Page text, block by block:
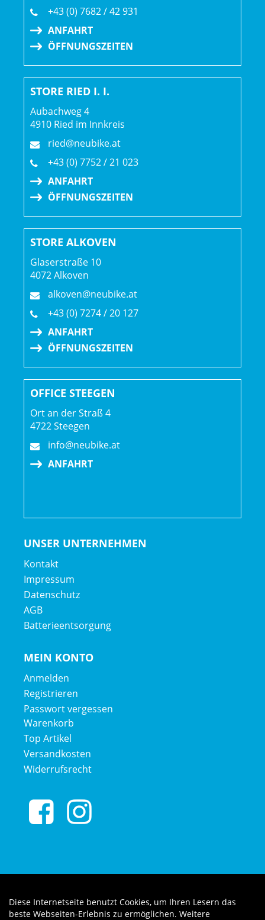
+43 (0) 7682 / 42 931
ANFAHRT
ÖFFNUNGSZEITEN
STORE RIED I. I.
Aubachweg 4
4910 Ried im Innkreis
ried@neubike.at
+43 (0) 7752 / 21 023
ANFAHRT
ÖFFNUNGSZEITEN
STORE ALKOVEN
Glaserstraße 10
4072 Alkoven
alkoven@neubike.at
+43 (0) 7274 / 20 127
ANFAHRT
ÖFFNUNGSZEITEN
OFFICE STEEGEN
Ort an der Straß 4
4722 Steegen
info@neubike.at
ANFAHRT
UNSER UNTERNEHMEN
Kontakt
Impressum
Datenschutz
AGB
Batterieentsorgung
MEIN KONTO
Anmelden
Registrieren
Passwort vergessen
Warenkorb
Top Artikel
Versandkosten
Widerrufsrecht
Diese Internetseite benutzt Cookies, um Ihren Lesern das
beste Webseiten-Erlebnis zu ermöglichen. Weitere
Auftrag widerrufen